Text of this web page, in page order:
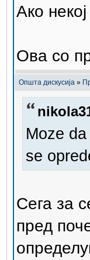
Ако
Ова со
Општа дискусија »
Moze
se
Сега за
пред